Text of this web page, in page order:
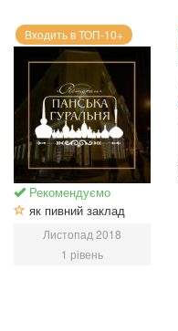
Входить в ТОП-10+
Рекомендуємо
як пивний заклад
Листопад 2018
1 рівень